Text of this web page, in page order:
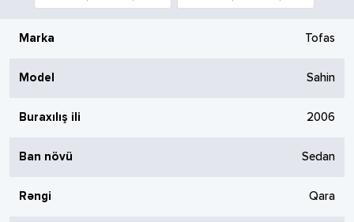
Marka Tofas
Model Sahin
Buraxılış ili 2006
Ban növü Sedan
Rəngi Qara